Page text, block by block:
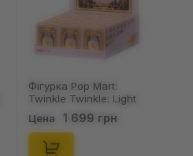
Фігурка Pop Mart:
Twinkle Twinkle: Light
Up: Scene Sets Series
(Blind Box: 1 з 10)
(Secret Edition),
(21372)
Цена 1 699 грн